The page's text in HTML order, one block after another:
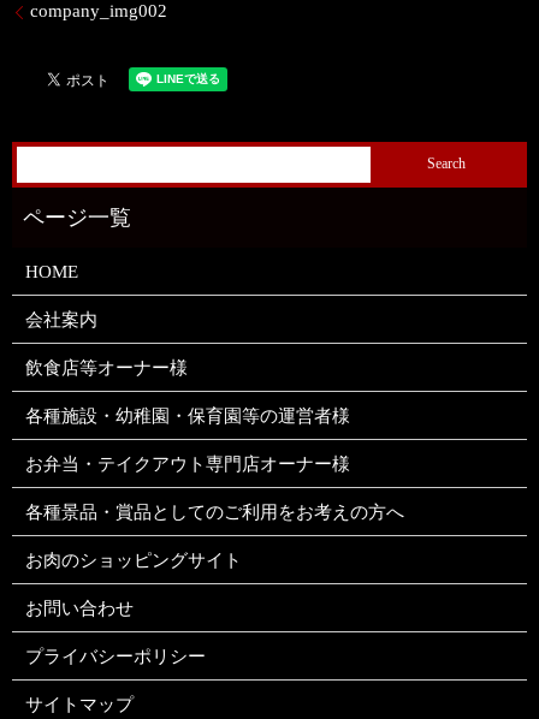
company_img002
HOME
会社案内
飲食店等オーナー様
各種施設・幼稚園・保育園等の運営者様
お弁当・テイクアウト専門店オーナー様
各種景品・賞品としてのご利用をお考えの方へ
お肉のショッピングサイト
お問い合わせ
プライバシーポリシー
サイトマップ